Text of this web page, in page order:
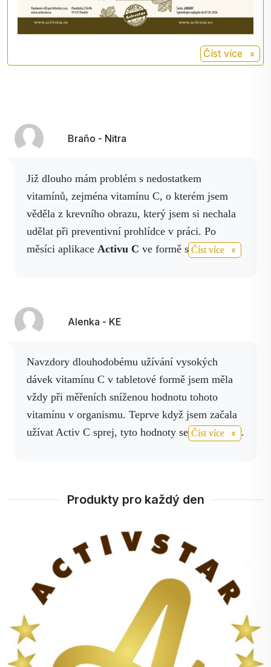
Číst více
Braňo - Nitra
Již dlouho mám problém s nedostatkem
vitamínů, zejména vitamínu C, o kterém jsem
věděla z krevního obrazu, který jsem si nechala
udělat při preventivní prohlídce v práci. Po
měsíci aplikace Activu C ve formě spreje na
Číst více
Alenka - KE
Navzdory dlouhodobému užívání vysokých
dávek vitamínu C v tabletové formě jsem měla
vždy při měřeních sníženou hodnotu tohoto
vitamínu v organismu. Teprve když jsem začala
užívat Activ C sprej, tyto hodnoty se mi upravily.
Číst více
Produkty pro každý den
+